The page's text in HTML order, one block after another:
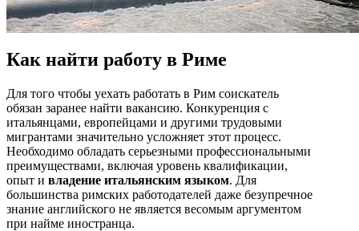
Как найти работу в Риме
Для того чтобы уехать работать в Рим соискатель
обязан заранее найти вакансию. Конкуренция с
итальянцами, европейцами и другими трудовыми
мигрантами значительно усложняет этот процесс.
Необходимо обладать серьезными профессиональными
преимуществами, включая уровень квалификации,
опыт и владение итальянским языком. Для
большинства римских работодателей даже безупречное
знание английского не является весомым аргументом
при найме иностранца.